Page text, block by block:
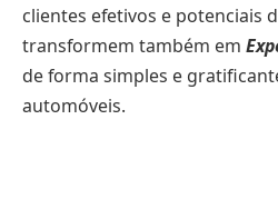
clientes efetivos e potenciais
transformem também em
de forma simples e
automóveis.